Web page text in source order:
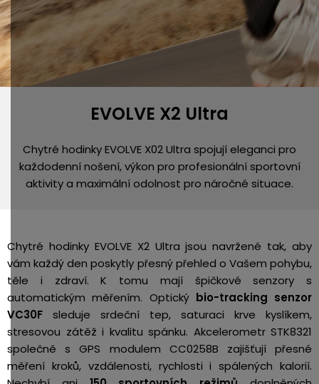
EVOLVE X2 Ultra
Chytré hodinky EVOLVE X02 Ultra spojují eleganci pro
každodenní nošení, výkon pro profesionální sportovní
aktivity a maximální odolnost pro náročné situace.
Chytré hodinky EVOLVE X2 Ultra jsou navržené tak, aby
vám každý den poskytly přesný přehled o Vašem pohybu,
těle i zdraví. K tomu mají špičkové senzory s
automatickým měřením. Optický bio-tracking senzor
VC30F sleduje srdeční tep, saturaci krve kyslíkem,
stresovou zátěž i kvalitu spánku. Akcelerometr STK8321
společně s GPS modulem CC0258B zajišťují přesné
měření kroků, vzdálenosti, rychlosti i spálených kalorií.